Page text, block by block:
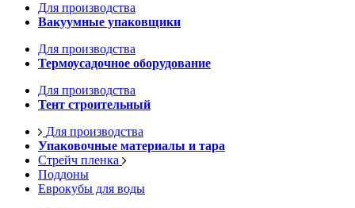
Для производства
Вакуумные упаковщики
Для производства
Термоусадочное оборудование
Для производства
Тент строительный
Для производства
Упаковочные материалы и тара
Стрейч пленка
Поддоны
Еврокубы для воды